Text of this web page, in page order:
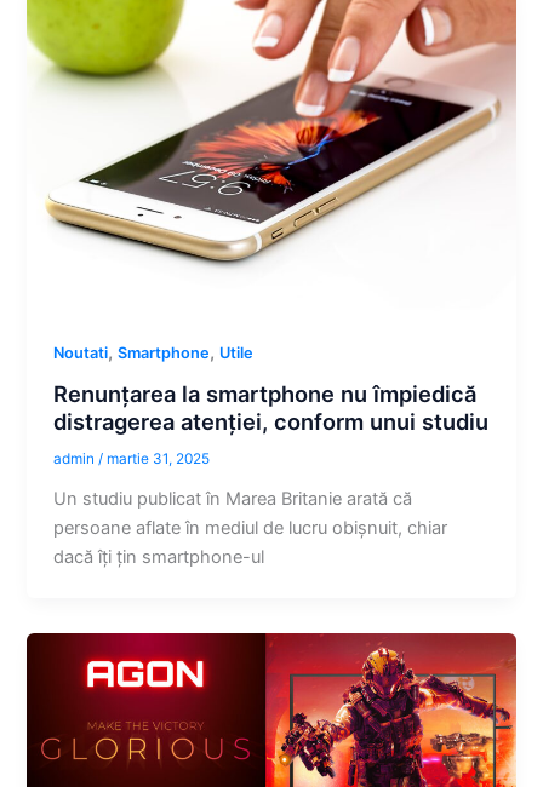
Noutati,Smartphone, Utile
Renunțarea la smartphone nu împiedică
distragerea atenției, conform unui studiu
admin/ martie 31, 2025
Un studiu publicat în Marea Britanie arată că
persoane aflate în mediul de lucru obișnuit, chiar
dacă îți țin smartphone-ul